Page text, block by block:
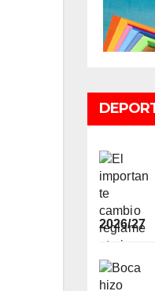
2026/27